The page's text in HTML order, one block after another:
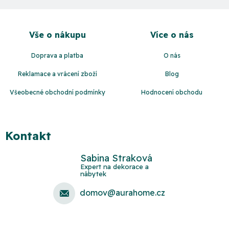
Vše o nákupu
Doprava a platba
Reklamace a vrácení zboží
Všeobecné obchodní podmínky
Více o nás
O nás
Blog
Hodnocení obchodu
Kontakt
Sabina Straková
domov@aurahome.cz